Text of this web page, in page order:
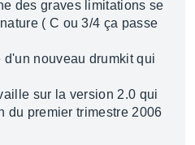
des graves limitations se
( C ou 3/4 ça passe
nouveau drumkit qui
sur la version 2.0 qui
du premier trimestre 2006